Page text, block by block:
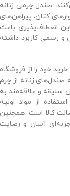
صندل چرمی زنانه
کتان، پیراهن‌های
انعطاف‌پذیری باعث
رسمی کاربرد داشته
خود را از فروشگاه
صندل‌های زنانه از چرم
‌سلیقه و علاقه‌مند به
از مواد اولیه
کالا است. همچنین
آسان و رضایت